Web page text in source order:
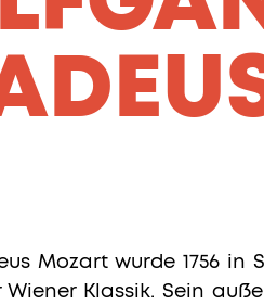
Mozart wurde 1756 in
Wiener Klassik. Sein